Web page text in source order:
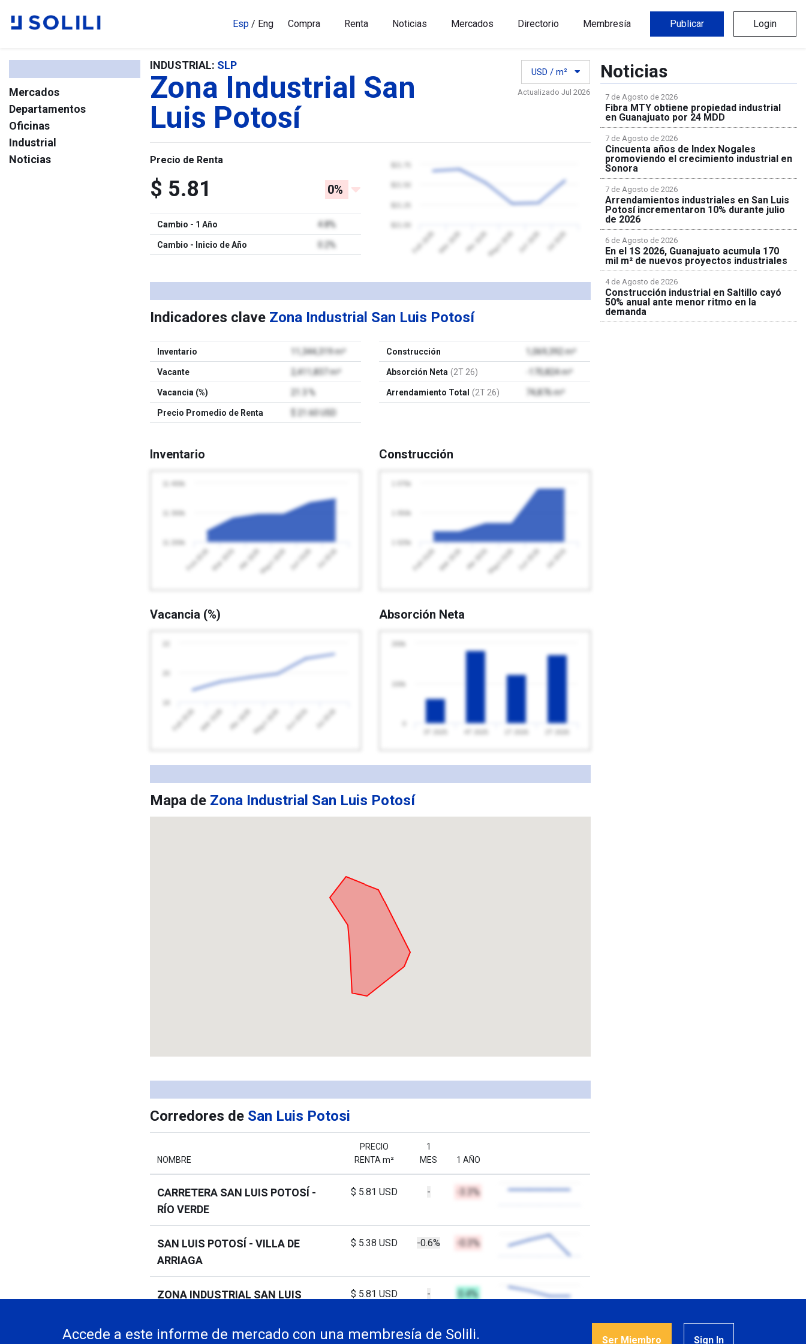
Esp / Eng Compra Renta Noticias Mercados Directorio Membresía Publicar Login
Mercados
Departamentos
Oficinas
Industrial
Noticias
INDUSTRIAL: SLP
Zona Industrial San
Luis Potosí
USD / m²
Actualizado Jul 2026
Precio de Renta
$ 5.81 0%
Cambio - 1 Año 4.8%
Cambio - Inicio de Año 0.2% Feb 2026 Mar 2026 Abr 2026Mayo 2026 Jun 2026 Jul 2026
Indicadores clave Zona Industrial San Luis Potosí
Inventario 11,344,319 m²
Vacante 2,411,837 m²
Vacancia (%) 21.3 %
Precio Promedio de Renta $ 21.60 USD
Construcción 1,069,392 m²
Absorción Neta (2T 26) -170,824 m²
Arrendamiento Total (2T 26) 74,876 m²
Inventario
Feb 2026 Mar 2026 Abr 2026Mayo 2026 Jun 2026 Jul 2026
Construcción
Feb 2026 Mar 2026 Abr 2026Mayo 2026 Jun 2026 Jul 2026
Vacancia (%)
Feb 2026 Mar 2026 Abr 2026 Mayo 2026 Jun 2026 Jul 2026
Absorción Neta
Mapa de Zona Industrial San Luis Potosí
Corredores de San Luis Potosi
NOMBRE
PRECIO
RENTA m²
1
MES
1 AÑO
CARRETERA SAN LUIS POTOSÍ -
RÍO VERDE
$ 5.81 USD - -3.3%
SAN LUIS POTOSÍ - VILLA DE
ARRIAGA
$ 5.38 USD -0.6% -0.3%
ZONA INDUSTRIAL SAN LUIS
$ 5.81 USD - 0.4%
Noticias
7 de Agosto de 2026
Fibra MTY obtiene propiedad industrial
en Guanajuato por 24 MDD
7 de Agosto de 2026
Cincuenta años de Index Nogales
promoviendo el crecimiento industrial en
Sonora
7 de Agosto de 2026
Arrendamientos industriales en San Luis
Potosí incrementaron 10% durante julio
de 2026
6 de Agosto de 2026
En el 1S 2026, Guanajuato acumula 170
mil m² de nuevos proyectos industriales
4 de Agosto de 2026
Construcción industrial en Saltillo cayó
50% anual ante menor ritmo en la
demanda
Accede a este informe de mercado con una membresía de Solili. Ser Miembro Sign In